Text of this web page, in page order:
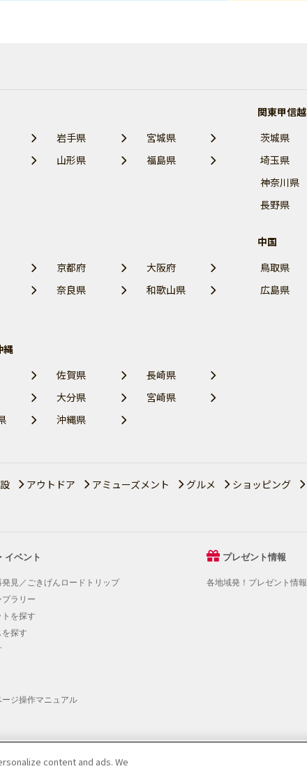
岩手県
宮城県
山形県 福島県
関東甲信越
茨城県
埼玉県
神奈川県
長野県
京都府
大阪府
奈良県 和歌山県
中国
鳥取県
広島県
縄
佐賀県
長崎県
大分県
宮崎県
沖縄県
アウトドア アミューズメント グルメ ショッピング
イベント
発見／ごきげんロードトリップ
プラリー
を探す
を探す
ージ操作マニュアル
プレゼント情報
各地域発！プレゼント情報
| JAFホームページ | Do Not Sell or Share My Personal Information
content and ads. We